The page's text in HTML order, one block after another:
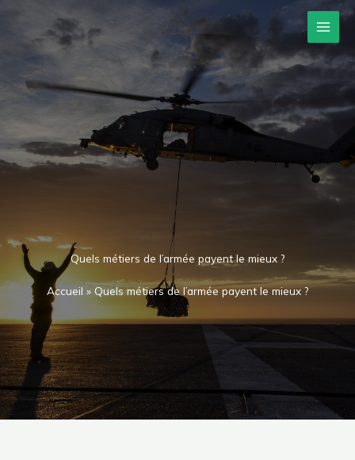
Quels métiers de l’armée payent le mieux ?
Accueil » Quels métiers de l’armée payent le mieux ?